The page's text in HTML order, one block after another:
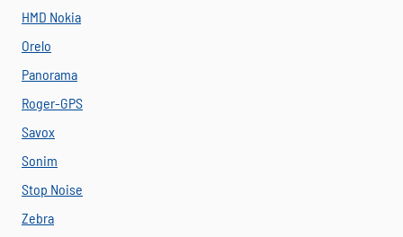
HMD Nokia
Orelo
Panorama
Roger-GPS
Savox
Sonim
Stop Noise
Zebra